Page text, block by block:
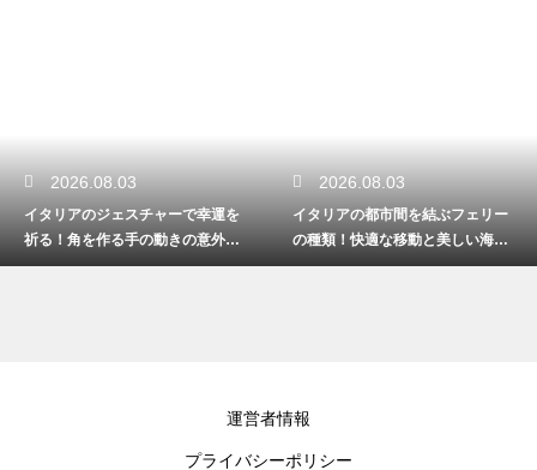
2026.08.03
イタリアの都市間を結ぶフェリー
の種類！快適な移動と美しい海の
景色
2026.08.02
イタリアの雨具の準備で必要な傘
と靴！突然の天候変化でも快適に
過ごす
運営者情報
プライバシーポリシー